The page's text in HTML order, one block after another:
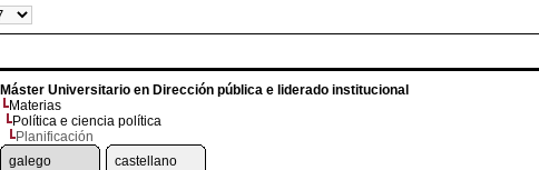
Máster Universitario en Dirección pública e liderado institucional
Materias
Política e ciencia política
Planificación
galego
castellano